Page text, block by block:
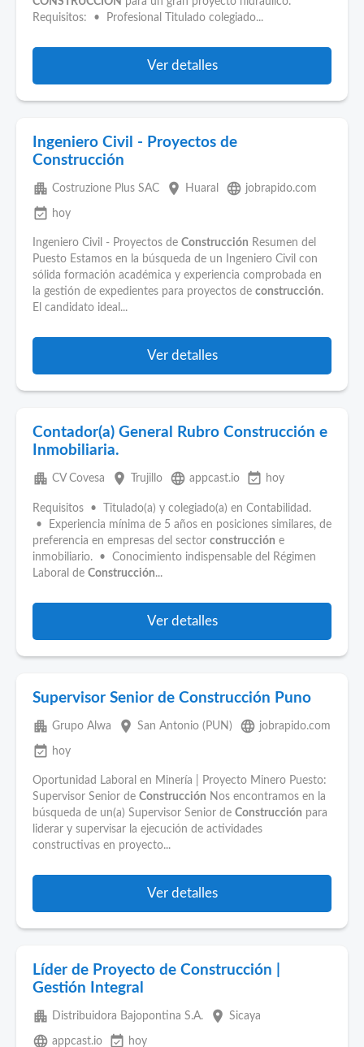
Requisitos: • Profesional Titulado colegiado...
Ver detalles
Ingeniero Civil - Proyectos de
Construcción
apartment Costruzione Plus SAC place Huaral language jobrapido.com
event_available hoy
Ingeniero Civil - Proyectos de Construcción Resumen del
Puesto Estamos en la búsqueda de un Ingeniero Civil con
sólida formación académica y experiencia comprobada en
la gestión de expedientes para proyectos de construcción.
El candidato ideal...
Ver detalles
Contador(a) General Rubro Construcción e
Inmobiliaria.
apartment CV Covesa place Trujillo language appcast.io event_available hoy
Requisitos • Titulado(a) y colegiado(a) en Contabilidad.
• Experiencia mínima de 5 años en posiciones similares, de
preferencia en empresas del sector construcción e
inmobiliario. • Conocimiento indispensable del Régimen
Laboral de Construcción...
Ver detalles
Supervisor Senior de Construcción Puno
apartment Grupo Alwa place San Antonio (PUN) language jobrapido.com
event_available hoy
Oportunidad Laboral en Minería | Proyecto Minero Puesto:
Supervisor Senior de Construcción Nos encontramos en la
búsqueda de un(a) Supervisor Senior de Construcción para
liderar y supervisar la ejecución de actividades
constructivas en proyecto...
Ver detalles
Líder de Proyecto de Construcción |
Gestión Integral
apartment Distribuidora Bajopontina S.A. place Sicaya
language appcast.io event_available hoy